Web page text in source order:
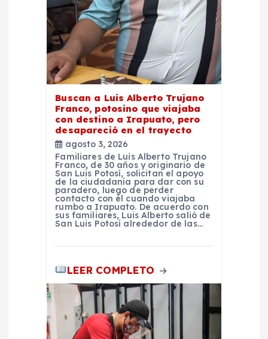
Buscan a Luis Alberto Trujano
Franco, potosino que viajaba
con destino a Irapuato, pero
desapareció en el trayecto
agosto 3, 2026
Familiares de Luis Alberto Trujano
Franco, de 30 años y originario de
San Luis Potosí, solicitan el apoyo
de la ciudadanía para dar con su
paradero, luego de perder
contacto con él cuando viajaba
rumbo a Irapuato. De acuerdo con
sus familiares, Luis Alberto salió de
San Luis Potosí alrededor de las…
LEER COMPLETO